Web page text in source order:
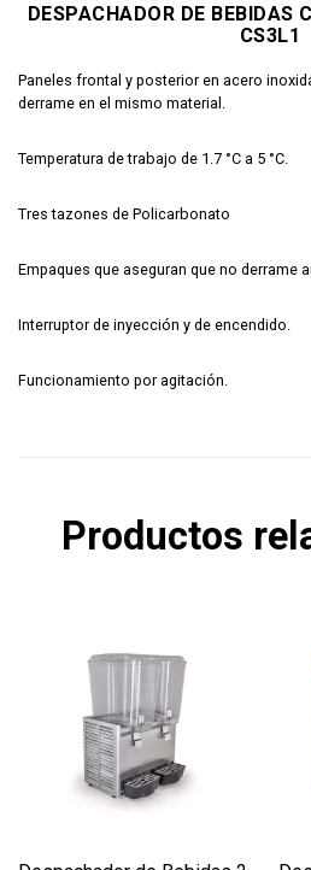
DESPACHADOR DE BEBIDAS
CS3L1
Paneles frontal y posterior en acero
derrame en el mismo material.
Temperatura de trabajo de 1.7 °C a 5 °C.
Tres tazones de Policarbonato
Empaques que aseguran que no derrame
Interruptor de inyección y de encendido.
Funcionamiento por agitación.
Productos